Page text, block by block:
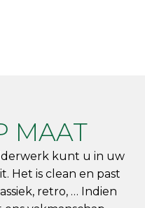
MAAT
kunt u in uw
Het is clean en past
retro, … Indien